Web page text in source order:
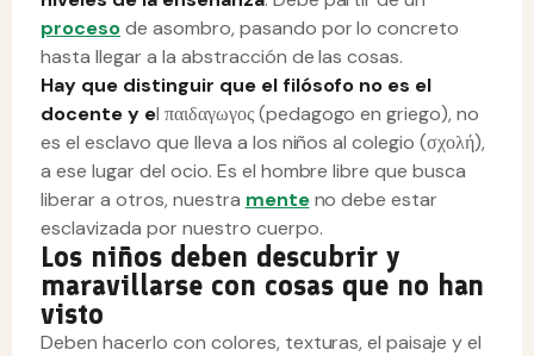
procesode asombro, pasando por lo concreto
hasta llegar a la abstracción de las cosas.
Hay que distinguir que el filósofo no es el
docente y el παιδαγωγος (pedagogo en griego), no
es el esclavo que lleva a los niños al colegio (σχολή),
a ese lugar del ocio. Es el hombre libre que busca
liberar a otros, nuestra menteno debe estar
esclavizada por nuestro cuerpo.
Los niños deben descubrir y
maravillarse con cosas que no han
visto
Deben hacerlo con colores, texturas, el paisaje y el